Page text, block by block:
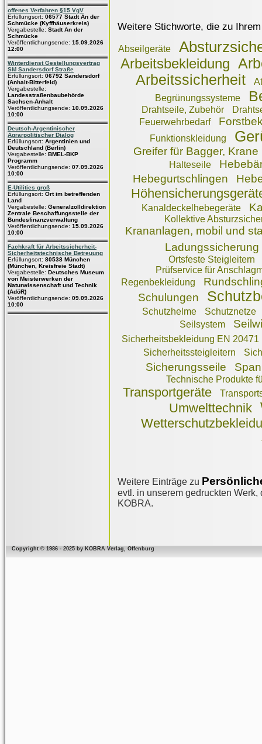
offenes Verfahren §15 VgV
Erfüllungsort: 06577 Stadt An der
Schmücke (Kyffhäuserkreis)
Vergabestelle: Stadt An der
Schmücke
Veröffentlichungsende: 15.09.2026
12:00
Winterdienst Gestellungsvertrag
SM Sandersdorf Straße
Erfüllungsort: 06792 Sandersdorf
(Anhalt-Bitterfeld)
Vergabestelle:
Landesstraßenbaubehörde
Sachsen-Anhalt
Veröffentlichungsende: 10.09.2026
10:00
Deutsch-Argentinischer
Agrarpolitischer Dialog
Erfüllungsort: Argentinien und
Deutschland (Berlin)
Vergabestelle: BMEL-BKP
Programm
Veröffentlichungsende: 07.09.2026
10:00
E-Utilities groß
Erfüllungsort: Ort im betreffenden
Land
Vergabestelle: Generalzolldirektion
Zentrale Beschaffungsstelle der
Bundesfinanzverwaltung
Veröffentlichungsende: 15.09.2026
10:00
Fachkraft für Arbeitssicherheit-
Sicherheitstechnische Betreuung
Erfüllungsort: 80538 München
(München, Kreisfreie Stadt)
Vergabestelle: Deutsches Museum
von Meisterwerken der
Naturwissenschaft und Technik
(AdöR)
Veröffentlichungsende: 09.09.2026
10:00
Weitere Stichworte, die zu
Abseilgeräte
Arbeitsbekleidung
Arbeitssicherheit
Begrünungssysteme
Drahtseile, Zubehör
Feuerwehrbedarf
Funktionskleidung
Greifer für Bagger, Krane
Halteseile
Hebegurtschlingen
Kanaldeckelhebegeräte
Kollektive
Krananlagen, mobil und
Ladungssicherung
Ortsfeste Steigleitern
Prüfservice für
Regenbekleidung
Schulungen
Schutzhelme
Schutznetze
Seilsystem
Sicherheitsbekleidung EN 20471
Sicherheitssteigleitern
Sicherungsseile
Technische Produkte
Transportgeräte
Umwelttechnik
Weitere Einträge zu
evtl. in unserem gedruckten
KOBRA.
Copyright © 1986 - 2025 by KOBRA Verlag, Offenburg